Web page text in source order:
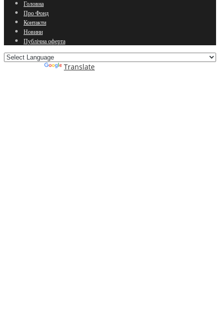
Головна
Про Фонд
Контакти
Новини
Публічна оферта
Translate